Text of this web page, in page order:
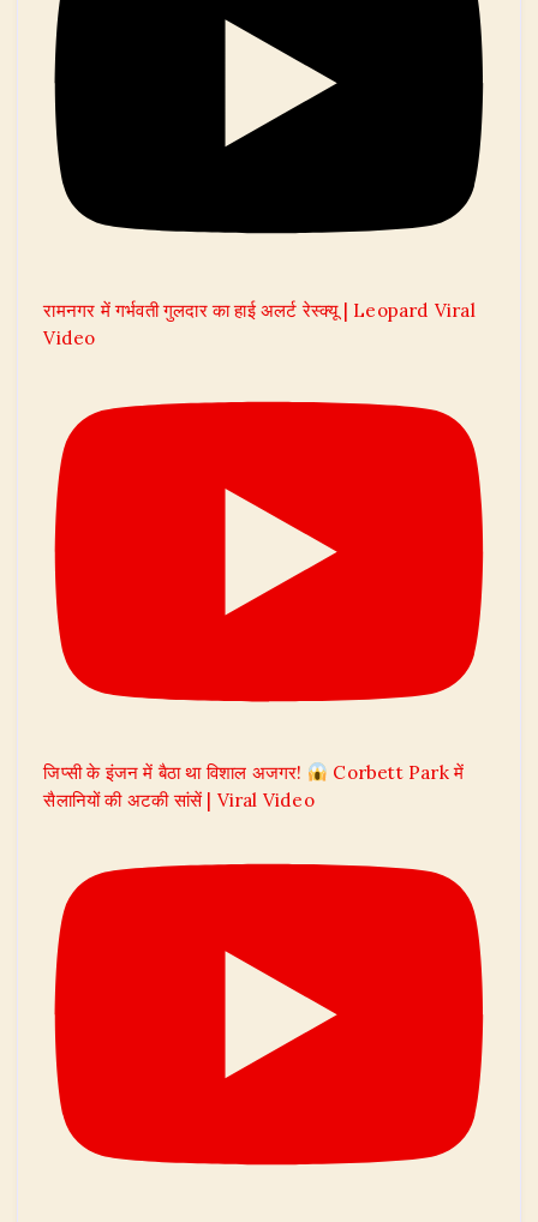
रामनगर में गर्भवती गुलदार का हाई अलर्ट रेस्क्यू | Leopard Viral
Video
जिप्सी के इंजन में बैठा था विशाल अजगर!
Corbett Park में
सैलानियों की अटकी सांसें | Viral Video